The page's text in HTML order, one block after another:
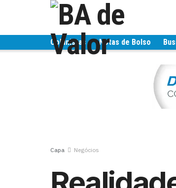
Colunistas Notas de Bolso
Capa Negócios